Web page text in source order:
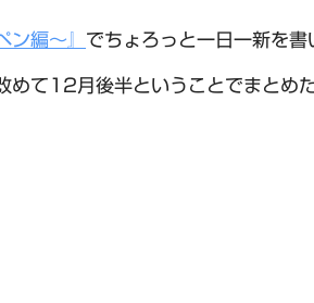
ン編〜』 でちょろっと一日一新を
めて12月後半ということでまとめ